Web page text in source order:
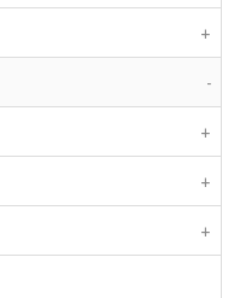
+
-
+
+
+